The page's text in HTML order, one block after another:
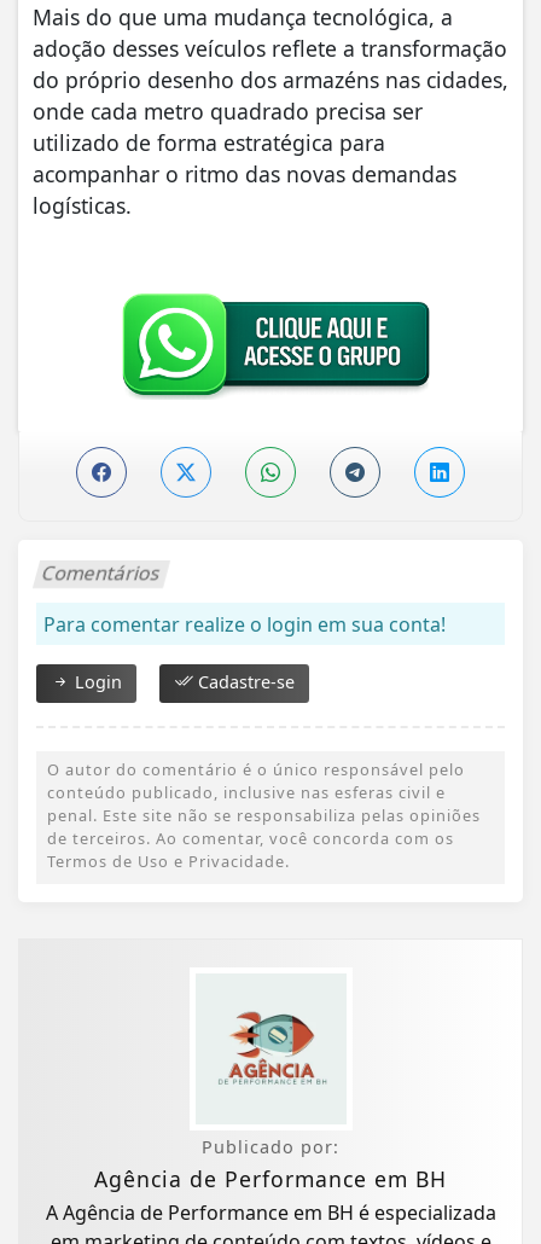
Mais do que uma mudança tecnológica, a
adoção desses veículos reflete a transformação
do próprio desenho dos armazéns nas cidades,
onde cada metro quadrado precisa ser
utilizado de forma estratégica para
acompanhar o ritmo das novas demandas
logísticas.
Comentários
Para comentar realize o login em sua conta!
Login Cadastre-se
O autor do comentário é o único responsável pelo
conteúdo publicado, inclusive nas esferas civil e
penal. Este site não se responsabiliza pelas opiniões
de terceiros. Ao comentar, você concorda com os
Termos de Uso e Privacidade.
Publicado por:
Agência de Performance em BH
A Agência de Performance em BH é especializada